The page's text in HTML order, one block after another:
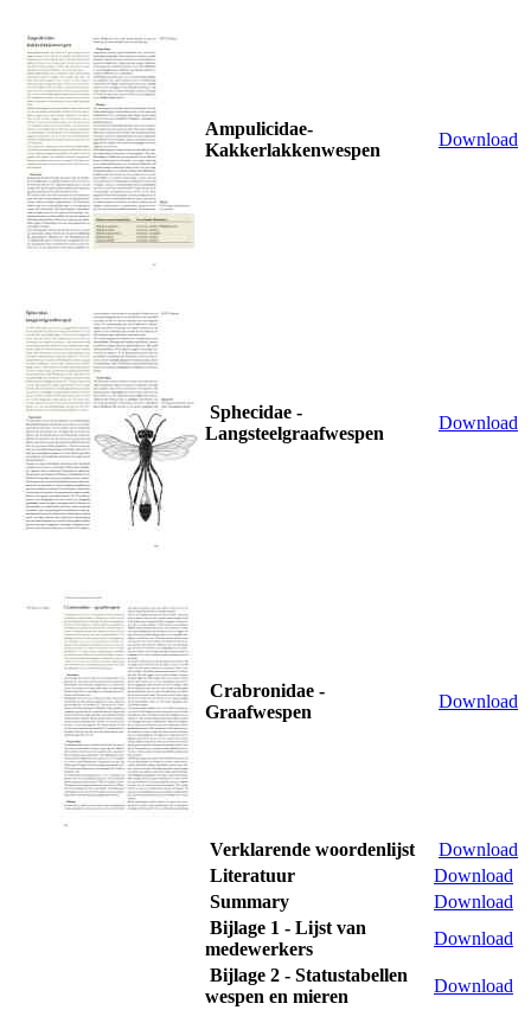
Ampulicidae-
Kakkerlakkenwespen
Download
Sphecidae -
Langsteelgraafwespen
Download
Crabronidae -
Graafwespen
Download
Verklarende woordenlijst
Download
Literatuur
Download
Summary
Download
Bijlage 1 - Lijst van
medewerkers
Download
Bijlage 2 - Statustabellen
wespen en mieren
Download